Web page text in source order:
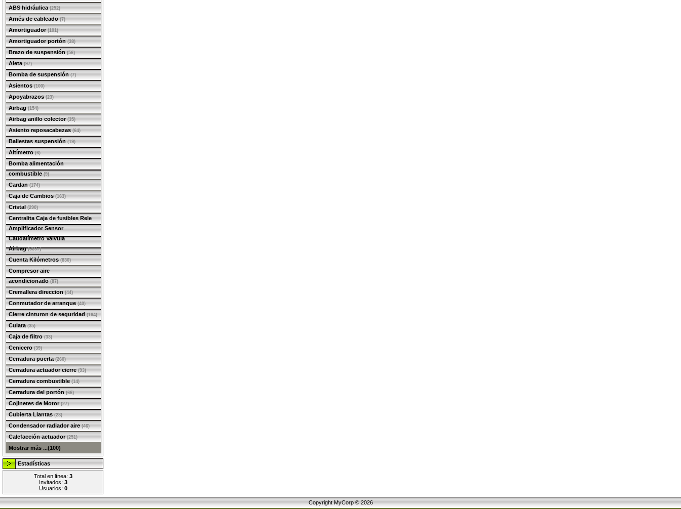
ABS hidráulica (252)
Arnés de cableado (7)
Amortiguador (101)
Amortiguador portón (38)
Brazo de suspensión (56)
Aleta (97)
Bomba de suspensión (7)
Asientos (100)
Apoyabrazos (23)
Airbag (154)
Airbag anillo colector (35)
Asiento reposacabezas (64)
Ballestas suspensión (19)
Altímetro (6)
Bomba alimentación
combustible(9)
Cardan (174)
Caja de Cambios (163)
Cristal (290)
Centralita Caja de fusibles Rele
Amplificador Sensor
Caudalímetro Valvula
Airbag(6897)
Cuenta Kilómetros (830)
Compresor aire
acondicionado(87)
Cremallera direccion (44)
Conmutador de arranque (40)
Cierre cinturon de seguridad (164)
Culata (35)
Caja de filtro (33)
Cenicero (39)
Cerradura puerta (260)
Cerradura actuador cierre (93)
Cerradura combustible (14)
Cerradura del portón (66)
Cojinetes de Motor (27)
Cubierta Llantas (23)
Condensador radiador aire (46)
Calefacción actuador (251)
Mostrar más ...(100)
Estadísticas
Total en línea: 3
Invitados: 3
Usuarios: 0
Copyright MyCorp © 2026